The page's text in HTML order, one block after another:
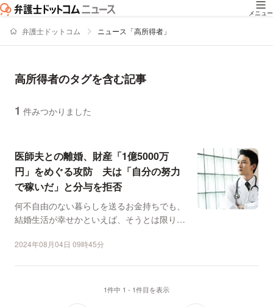
メニュー
弁護士ドットコム ニュース「高所得者」
高所得者のタグを含む記事
1 件みつかりました
医師夫との離婚、財産「1億5000万
円」をめぐる攻防 夫は「自分の努力
で稼いだ」と分与を拒否
何不自由のない暮らしを送るお金持ちでも、
結婚生活が幸せかといえば、そうとは限りま
2024年08月04日 09時45分
1件中 1 - 1件目を表示